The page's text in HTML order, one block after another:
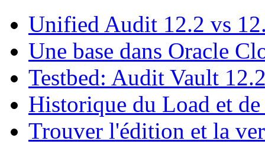
Unified Audit 12.2 vs
Une base dans Oracle
Testbed: Audit Vault
Historique du Load et
Trouver l'édition et la